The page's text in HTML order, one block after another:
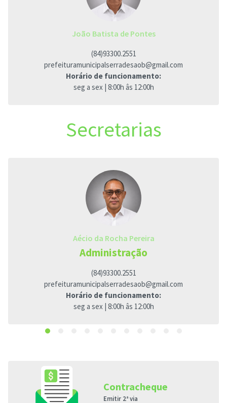
João Batista de Pontes
(84)93300.2551
prefeituramunicipalserradesaob@gmail.com
Horário de funcionamento:
seg a sex | 8:00h âs 12:00h
Secretarias
Aécio da Rocha Pereira
Administração
(84)93300.2551
prefeituramunicipalserradesaob@gmail.com
Horário de funcionamento:
seg a sex | 8:00h âs 12:00h
Contracheque
Emitir 2ª via